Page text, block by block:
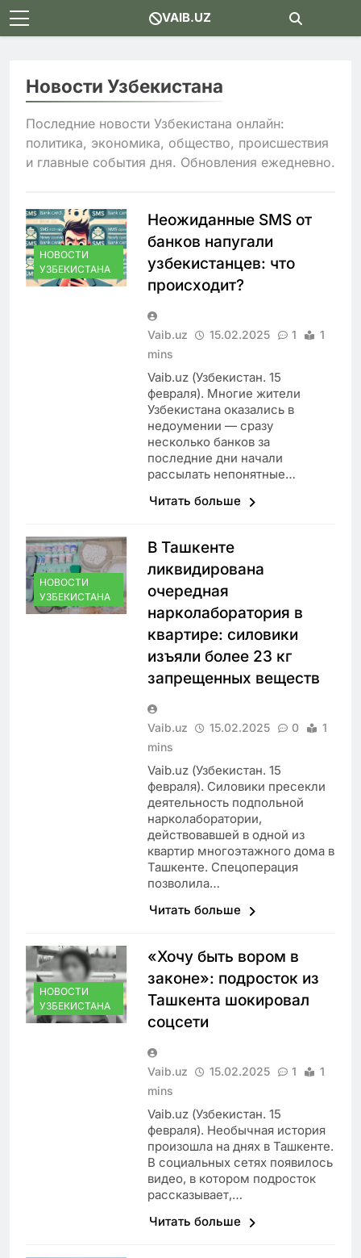
Skip
to
VAIB.UZ
Новости Узбекистана
Последние новости Узбекистана онлайн:
политика, экономика, общество, происшествия
и главные события дня. Обновления ежедневно.
НОВОСТИ
УЗБЕКИСТАНА
Неожиданные SMS от
банков напугали
узбекистанцев: что
происходит?
Vaib.uz 15.02.2025 1
1
mins
Vaib.uz (Узбекистан. 15
февраля). Многие жители
Узбекистана оказались в
недоумении — сразу
несколько банков за
последние дни начали
рассылать непонятные…
Читать больше
НОВОСТИ
УЗБЕКИСТАНА
В Ташкенте
ликвидирована
очередная
нарколаборатория в
квартире: силовики
изъяли более 23 кг
запрещенных веществ
Vaib.uz 15.02.2025 0
1
mins
Vaib.uz (Узбекистан. 15
февраля). Силовики пресекли
деятельность подпольной
нарколаборатории,
действовавшей в одной из
квартир многоэтажного дома в
Ташкенте. Спецоперация
позволила…
Читать больше
НОВОСТИ
УЗБЕКИСТАНА
«Хочу быть вором в
законе»: подросток из
Ташкента шокировал
соцсети
Vaib.uz 15.02.2025 1
1
mins
Vaib.uz (Узбекистан. 15
февраля). Необычная история
произошла на днях в Ташкенте.
В социальных сетях появилось
видео, в котором подросток
рассказывает,…
Читать больше